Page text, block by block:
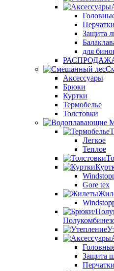
Перчатки
Защита
для
Аксессуары
Брюки
Куртки
Термобелье
Толстовки
Легкое
Теплое
Gore tex
Защита
Перчатки